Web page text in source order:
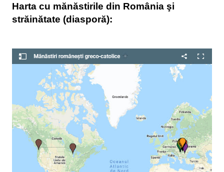
Harta cu mănăstirile din România şi
străinătate (diasporă):